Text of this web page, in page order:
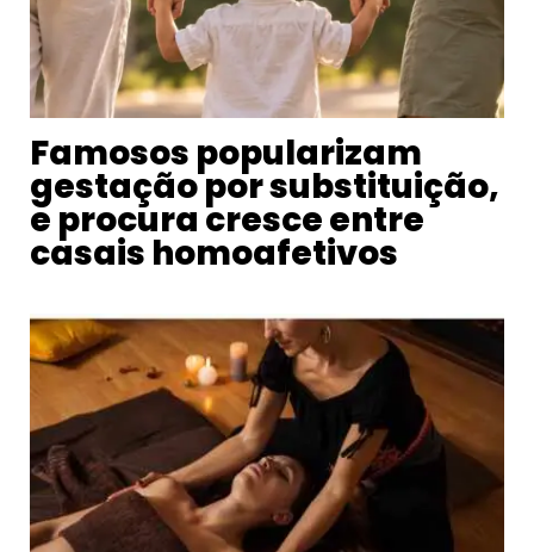
Famosos popularizam
gestação por substituição,
e procura cresce entre
casais homoafetivos